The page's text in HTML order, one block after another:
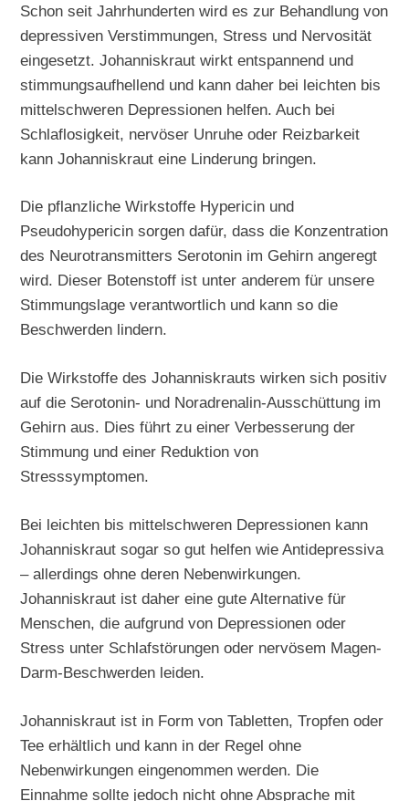
Schon seit Jahrhunderten wird es zur Behandlung von
depressiven Verstimmungen, Stress und Nervosität
eingesetzt. Johanniskraut wirkt entspannend und
stimmungsaufhellend und kann daher bei leichten bis
mittelschweren Depressionen helfen. Auch bei
Schlaflosigkeit, nervöser Unruhe oder Reizbarkeit
kann Johanniskraut eine Linderung bringen.
Die pflanzliche Wirkstoffe Hypericin und
Pseudohypericin sorgen dafür, dass die Konzentration
des Neurotransmitters Serotonin im Gehirn angeregt
wird. Dieser Botenstoff ist unter anderem für unsere
Stimmungslage verantwortlich und kann so die
Beschwerden lindern.
Die Wirkstoffe des Johanniskrauts wirken sich positiv
auf die Serotonin- und Noradrenalin-Ausschüttung im
Gehirn aus. Dies führt zu einer Verbesserung der
Stimmung und einer Reduktion von
Stresssymptomen.
Bei leichten bis mittelschweren Depressionen kann
Johanniskraut sogar so gut helfen wie Antidepressiva
– allerdings ohne deren Nebenwirkungen.
Johanniskraut ist daher eine gute Alternative für
Menschen, die aufgrund von Depressionen oder
Stress unter Schlafstörungen oder nervösem Magen-
Darm-Beschwerden leiden.
Johanniskraut ist in Form von Tabletten, Tropfen oder
Tee erhältlich und kann in der Regel ohne
Nebenwirkungen eingenommen werden. Die
Einnahme sollte jedoch nicht ohne Absprache mit